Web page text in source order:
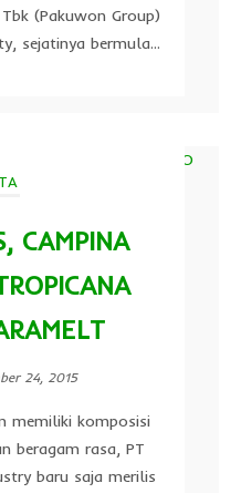
(Pakuwon Group)
sejatinya bermula...
CAMPINA
24, 2015
memiliki komposisi
beragam rasa, PT
baru saja merilis